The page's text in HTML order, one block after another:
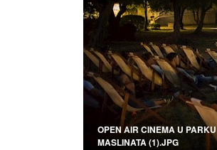
OPEN AIR CINEMA U PARKU
MASLINATA (1).JPG